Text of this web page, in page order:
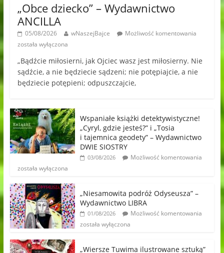
„Obce dziecko” – Wydawnictwo
ANCILLA
05/08/2026 wNaszejBajce
Możliwość komentowania
została wyłączona
„Bądźcie miłosierni, jak Ojciec wasz jest miłosierny. Nie
sądźcie, a nie będziecie sądzeni; nie potępiajcie, a nie
będziecie potępieni; odpuszczajcie,
Wspaniałe książki detektywistyczne!
„Cyryl, gdzie jesteś?” i „Tosia
i tajemnica geodety” – Wydawnictwo
DWIE SIOSTRY
03/08/2026
Możliwość komentowania
została wyłączona
„Niesamowita podróż Odyseusza” –
Wydawnictwo LIBRA
01/08/2026
Możliwość komentowania
została wyłączona
„Wiersze Tuwima ilustrowane sztuką”